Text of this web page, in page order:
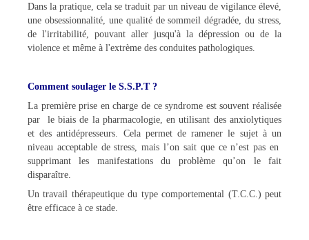
Dans la pratique, cela se traduit par un niveau de vigilance élevé,
une obsessionnalité, une qualité de sommeil dégradée, du stress,
de l'irritabilité, pouvant aller jusqu'à la dépression ou de la
violence et même à l'extrème des conduites pathologiques.
Comment soulager le S.S.P.T ?
La première prise en charge de ce syndrome est souvent réalisée
par le biais de la pharmacologie, en utilisant des anxiolytiques
et des antidépresseurs. Cela permet de ramener le sujet à un
niveau acceptable de stress, mais l’on sait que ce n’est pas en
supprimant les manifestations du problème qu’on le fait
disparaître.
Un travail thérapeutique du type comportemental (T.C.C.) peut
être efficace à ce stade.